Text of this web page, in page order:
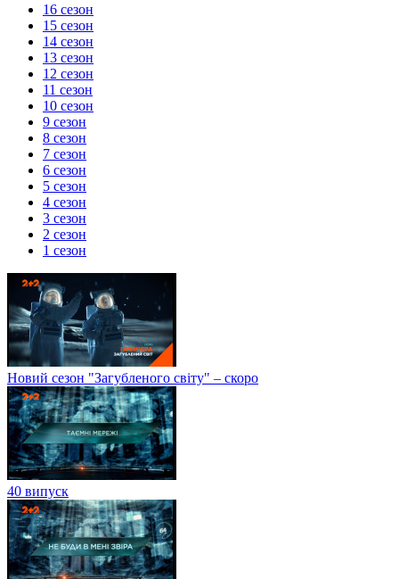
16 сезон
15 сезон
14 сезон
13 сезон
12 сезон
11 сезон
10 сезон
9 сезон
8 сезон
7 сезон
6 сезон
5 сезон
4 сезон
3 сезон
2 сезон
1 сезон
Новий сезон "Загубленого світу" – скоро
40 випуск